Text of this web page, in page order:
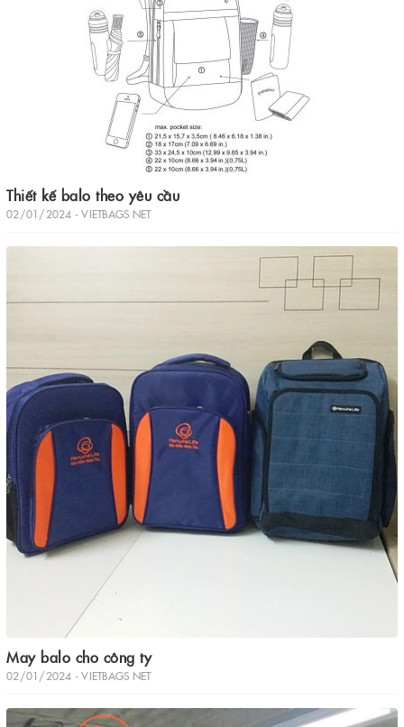
Thiết kế balo theo yêu cầu
02/01/2024 - VIETBAGS NET
May balo cho công ty
02/01/2024 - VIETBAGS NET